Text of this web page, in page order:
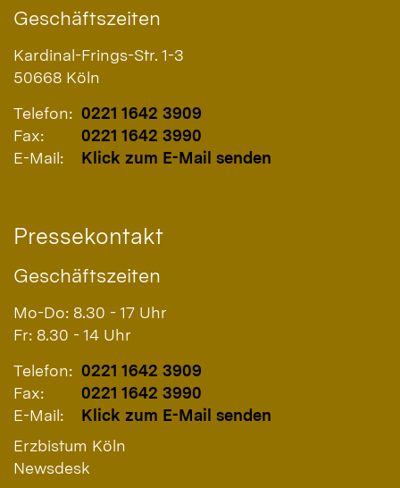
Geschäftszeiten
Kardinal-Frings-Str. 1-3
50668 Köln
Telefon: 0221 1642 3909
Fax:
0221 1642 3990
E-Mail:
Klick zum E-Mail senden
Pressekontakt
Geschäftszeiten
Mo-Do: 8.30 - 17 Uhr
Fr: 8.30 - 14 Uhr
Telefon: 0221 1642 3909
Fax:
0221 1642 3990
E-Mail:
Klick zum E-Mail senden
Erzbistum Köln
Newsdesk